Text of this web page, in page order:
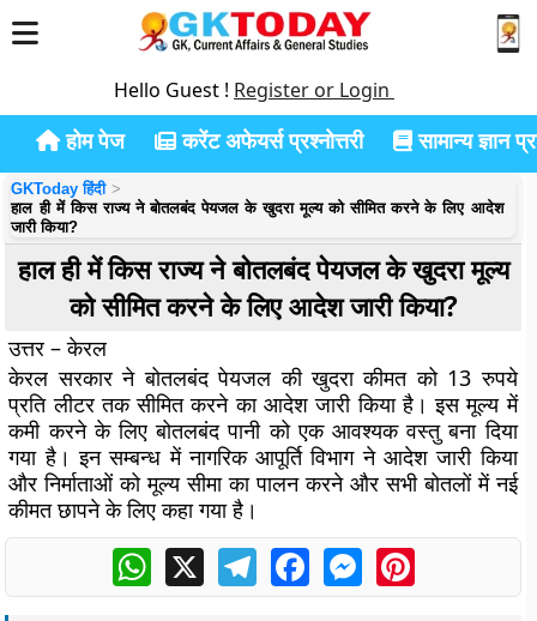
Hello Guest ! Register or Login
होम पेज करेंट अफेयर्स प्रश्नोत्तरी सामान्य ज्ञान
GKToday हिंदी
हाल ही में किस राज्य ने बोतलबंद पेयजल के खुदरा मूल्य को सीमित करने के लिए आदेश
जारी किया?
हाल ही में किस राज्य ने बोतलबंद पेयजल के खुदरा मूल्य
को सीमित करने के लिए आदेश जारी किया?
उत्तर – केरल
केरल सरकार ने बोतलबंद पेयजल की खुदरा कीमत को 13 रुपये
प्रति लीटर तक सीमित करने का आदेश जारी किया है। इस मूल्य में
कमी करने के लिए बोतलबंद पानी को एक आवश्यक वस्तु बना दिया
गया है। इन सम्बन्ध में नागरिक आपूर्ति विभाग ने आदेश जारी किया
और निर्माताओं को मूल्य सीमा का पालन करने और सभी बोतलों में नई
कीमत छापने के लिए कहा गया है।
WhatsApp
X TelegramFacebookMessengerPinterest